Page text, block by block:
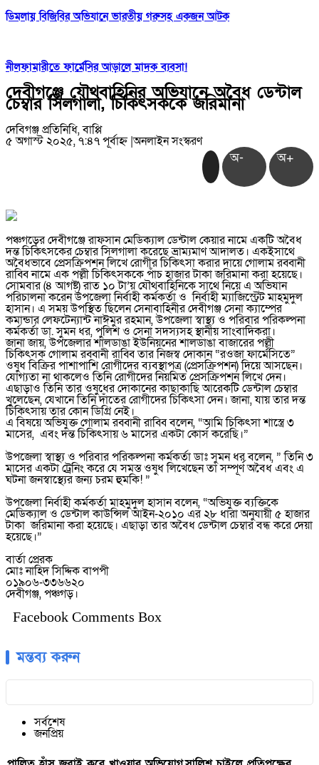
ডিমলায় বিজিবির অভিযানে ভারতীয় গরুসহ একজন আটক
নীলফামারীতে ফার্মেসির আড়ালে মাদক ব্যবসা!
দেবীগঞ্জে যৌথবাহিনির অভিযানে অবৈধ ডেন্টাল
চেম্বার সিলগালা, চিকিৎসককে জরিমানা
দেবিগঞ্জ প্রতিনিধি, বাপ্পি
৫ অগাস্ট ২০২৫, ৭:৪৭ পূর্বাহ্ন|অনলাইন সংস্করণ
অ- অ+
পঞ্চগড়ের দেবীগঞ্জে রাফসান মেডিক্যাল ডেন্টাল কেয়ার নামে একটি অবৈধ
দন্ত চিকিৎসকের চেম্বার সিলগালা করেছে ভ্রাম্যমাণ আদালত। একইসাথে
অবৈধভাবে প্রেসক্রিপশন লিখে রোগীর চিকিৎসা করার দায়ে গোলাম রব্বানী
রাব্বি নামে এক পল্লী চিকিৎসককে পাঁচ হাজার টাকা জরিমানা করা হয়েছে।
সোমবার (৪ আগষ্ট) রাত ১০ টা’য় যৌথবাহিনিকে সাথে নিয়ে এ অভিযান
পরিচালনা করেন উপজেলা নির্বাহী কর্মকর্তা ও নির্বাহী ম্যাজিস্ট্রেট মাহমুদুল
হাসান। এ সময় উপস্থিত ছিলেন সেনাবাহিনীর দেবীগঞ্জ সেনা ক্যাম্পের
কমান্ডার লেফটেন্যান্ট নাঈমুর রহমান, উপজেলা স্বাস্থ্য ও পরিবার পরিকল্পনা
কর্মকর্তা ডা. সুমন ধর, পুলিশ ও সেনা সদস্যসহ স্থানীয় সাংবাদিকরা।
জানা জায়, উপজেলার শালডাঙা ইউনিয়নের শালডাঙা বাজারের পল্লী
চিকিৎসক গোলাম রব্বানী রাব্বি তার নিজস্ব দোকান “রওজা ফার্মেসিতে”
ওষুধ বিক্রির পাশাপাশি রোগীদের ব্যবস্থাপত্র (প্রেসক্রিপশন) দিয়ে আসছেন।
যোগ্যতা না থাকলেও তিনি রোগীদের নিয়মিত প্রেসক্রিপশন লিখে দেন।
এছাড়াও তিনি তার ওষুধের দোকানের কাছাকাছি আরেকটি ডেন্টাল চেম্বার
খুলেছেন, যেখানে তিনি দাঁতের রোগীদের চিকিৎসা দেন। জানা, যায় তার দন্ত
চিকিৎসায় তার কোন ডিগ্রি নেই।
এ বিষয়ে অভিযুক্ত গোলাম রব্বানী রাব্বি বলেন, “আমি চিকিৎসা শাস্ত্রে ৩
মাসের, এবং দন্ত চিকিৎসায় ৬ মাসের একটা কোর্স করেছি।”
উপজেলা স্বাস্থ্য ও পরিবার পরিকল্পনা কর্মকর্তা ডাঃ সুমন ধর বলেন, ” তিনি ৩
মাসের একটা ট্রেনিং করে যে সমস্ত ওষুধ লিখেছেন তা সম্পূর্ণ অবৈধ এবং এ
ঘটনা জনস্বাস্থ্যের জন্য চরম হুমকি! ”
উপজেলা নির্বাহী কর্মকর্তা মাহমুদুল হাসান বলেন, “অভিযুক্ত ব্যক্তিকে
মেডিক্যাল ও ডেন্টাল কাউন্সিল আইন-২০১০ এর ২৮ ধারা অনুযায়ী ৫ হাজার
টাকা জরিমানা করা হয়েছে। এছাড়া তার অবৈধ ডেন্টাল চেম্বার বন্ধ করে দেয়া
হয়েছে।”
বার্তা প্রেরক
মোঃ নাহিদ সিদ্দিক বাপপী
০১৯০৬-৩৩৬৬২০
দেবীগঞ্জ, পঞ্চগড়।
Facebook Comments Box
মন্তব্য করুন
সর্বশেষ
জনপ্রিয়